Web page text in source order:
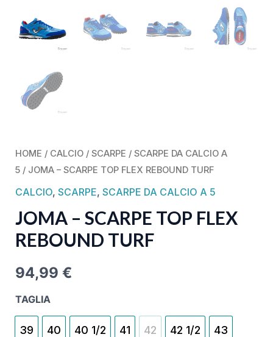
HOME / CALCIO/ SCARPE / SCARPE DA CALCIO A
5/ JOMA – SCARPE TOP FLEX REBOUND TURF
CALCIO, SCARPE, SCARPE DA CALCIO A 5
JOMA – SCARPE TOP FLEX
REBOUND TURF
94,99 €
TAGLIA
39 40 40 1/2 41 42 42 1/2 43